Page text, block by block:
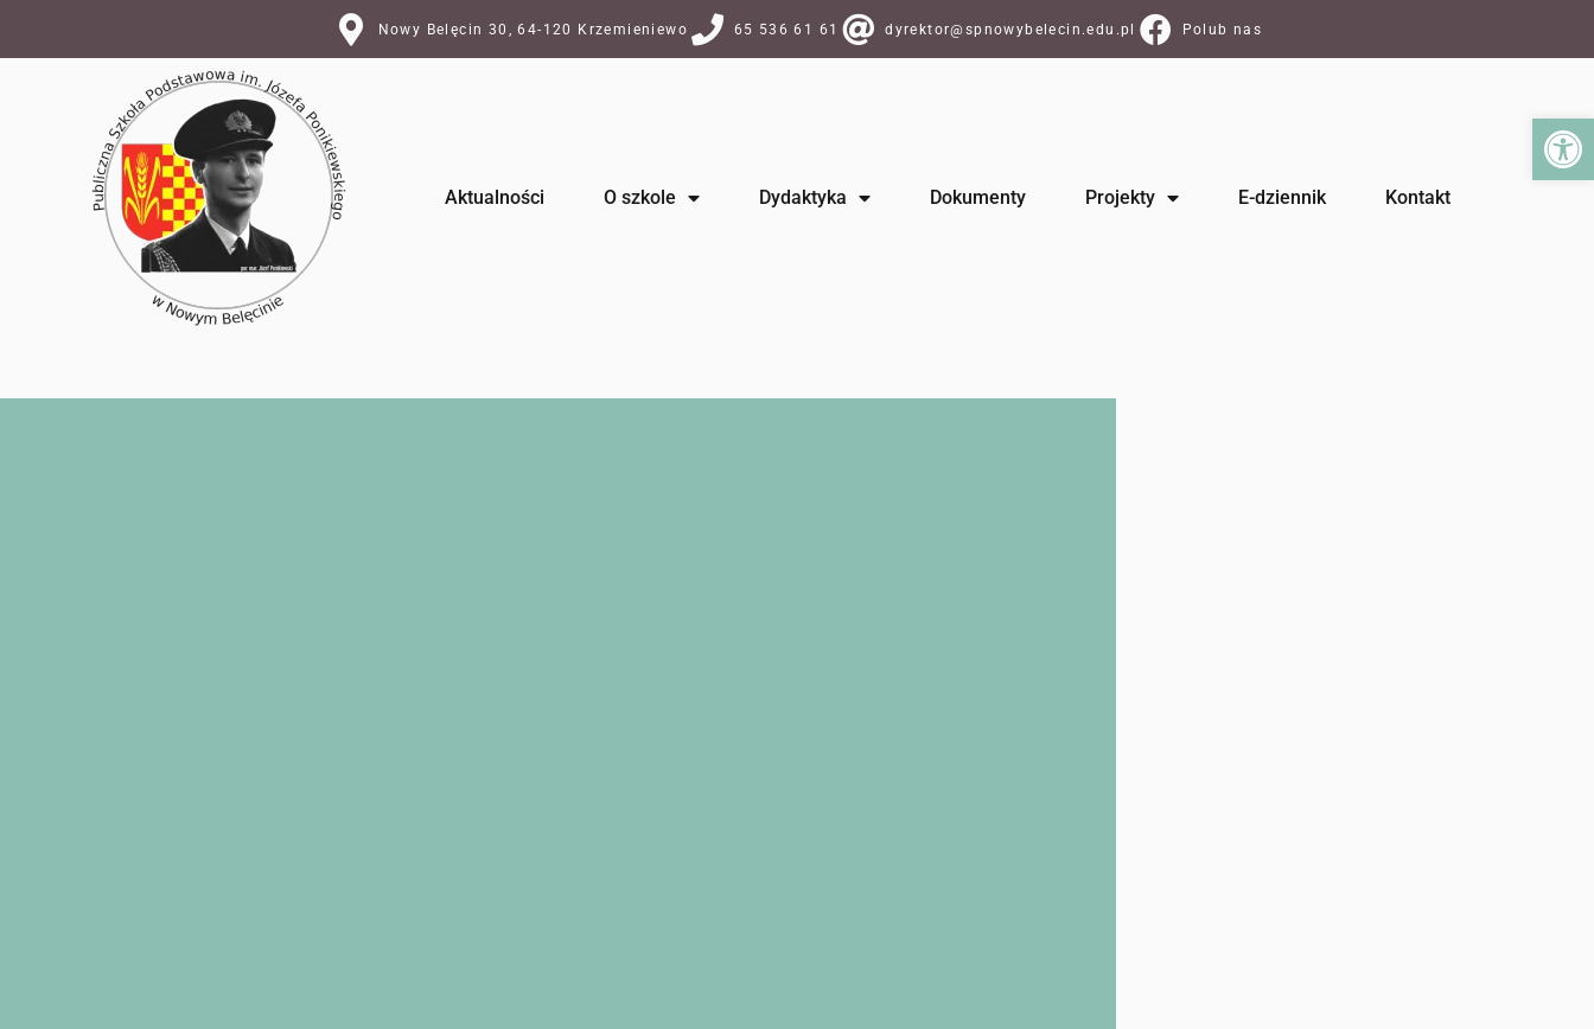
Nowy Belęcin 30, 64-120 Krzemieniewo 65 536 61 61 dyrektor@spnowybelecin.edu.pl Polub nas
Aktualności O szkole Dydaktyka Dokumenty Projekty E-dziennik Kontakt